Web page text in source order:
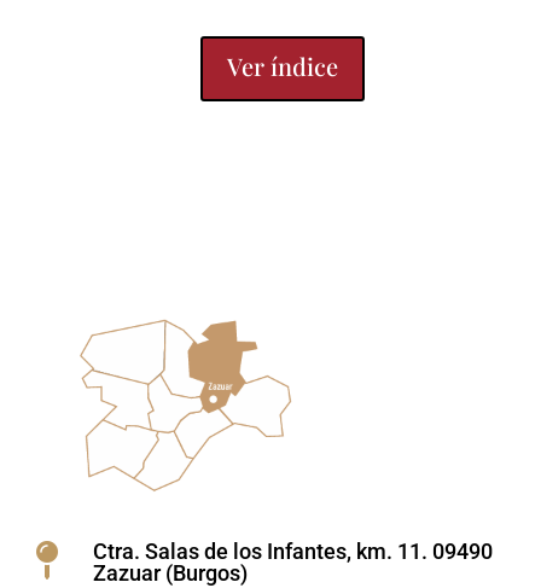
Ver índice

Ctra. Salas de los Infantes, km. 11. 09490
Zazuar (Burgos)